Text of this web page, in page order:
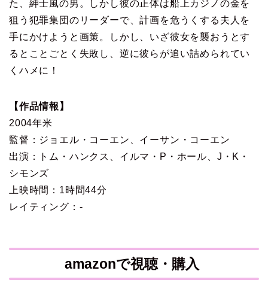
た、紳士風の男。しかし彼の正体は船上カジノの金を
狙う犯罪集団のリーダーで、計画を危うくする夫人を
手にかけようと画策。しかし、いざ彼女を襲おうとす
るとことごとく失敗し、逆に彼らが追い詰められてい
くハメに！
【作品情報】
2004年米
監督：ジョエル・コーエン、イーサン・コーエン
出演：トム・ハンクス、イルマ・P・ホール、J・K・
シモンズ
上映時間：1時間44分
レイティング：-
amazonで視聴・購入